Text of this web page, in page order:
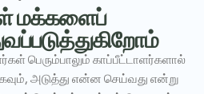
மக்களைப்
பெரும்பாலும் காப்பீட்டாளர்களால்
அடுத்து என்ன செய்வது என்று